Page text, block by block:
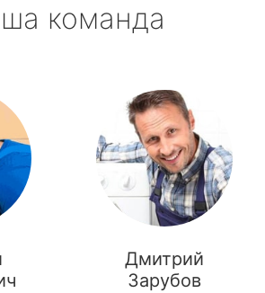
команда
Дмитрий
Зарубов